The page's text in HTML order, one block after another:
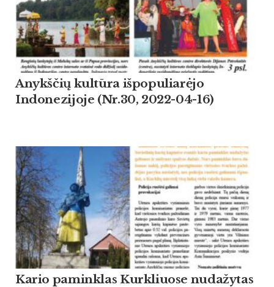
Anykščių kultūra išpopuliarėjo
Indonezijoje (Nr.30, 2022-04-16)
Kario paminklas Kurkliuose nudažytas